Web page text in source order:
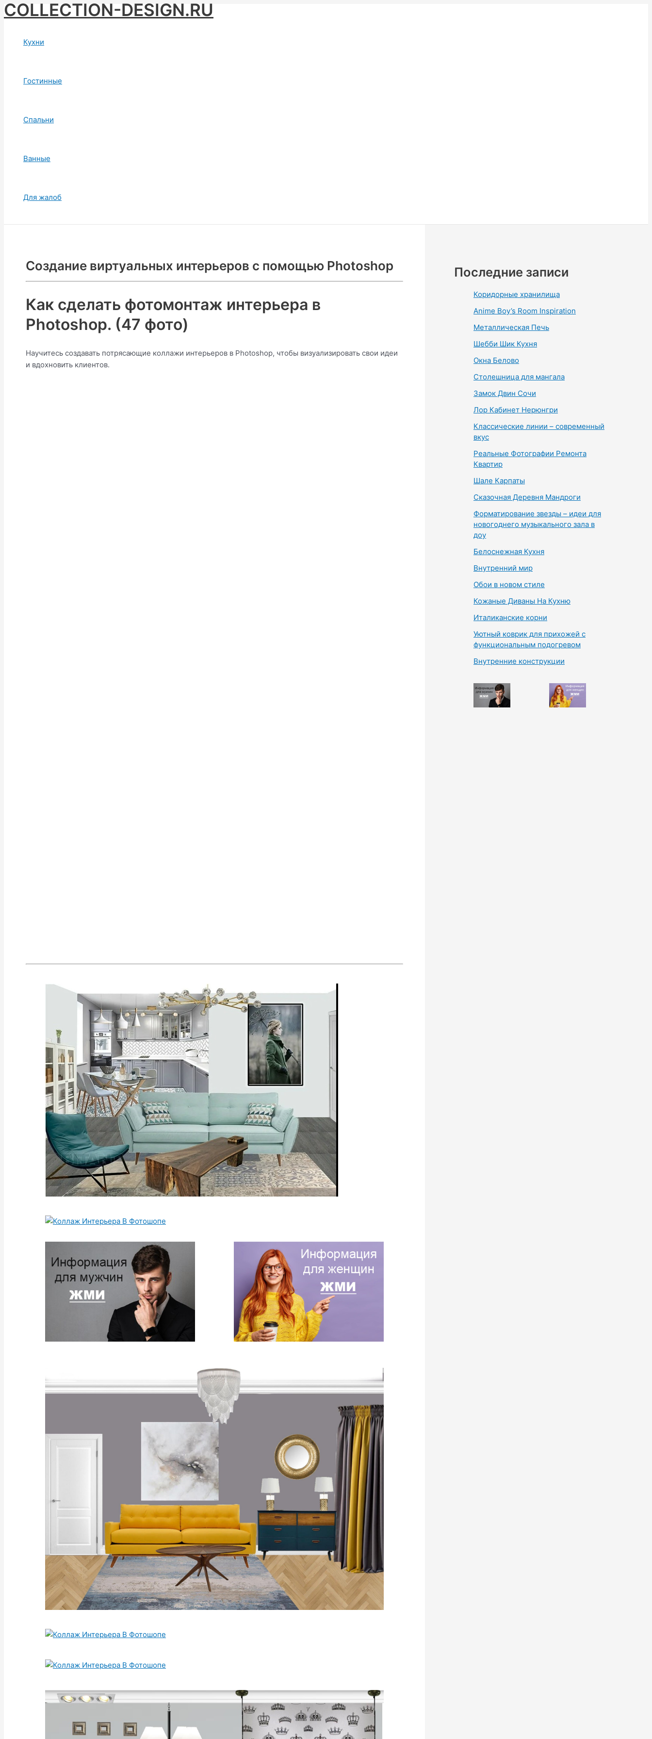
Skip
to
COLLECTION-DESIGN.RU
Кухни
Гостинные
Спальни
Ванные
Для жалоб
Создание виртуальных интерьеров с помощью Photoshop
Как сделать фотомонтаж интерьера в
Photoshop. (47 фото)
Научитесь создавать потрясающие коллажи интерьеров в Photoshop, чтобы визуализировать свои идеи
и вдохновить клиентов.
Последние записи
Коридорные хранилища
Anime Boy’s Room Inspiration
Металлическая Печь
Шебби Шик Кухня
Окна Белово
Столешница для мангала
Замок Двин Сочи
Лор Кабинет Нерюнгри
Классические линии – современный
вкус
Реальные Фотографии Ремонта
Квартир
Шале Карпаты
Сказочная Деревня Мандроги
Форматирование звезды – идеи для
новогоднего музыкального зала в
доу
Белоснежная Кухня
Внутренний мир
Обои в новом стиле
Кожаные Диваны На Кухню
Италиканские корни
Уютный коврик для прихожей с
функциональным подогревом
Внутренние конструкции